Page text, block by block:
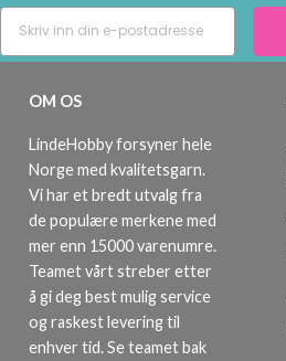
OM OS
LindeHobby forsyner hele
Norge med kvalitetsgarn.
Vi har et bredt utvalg fra
de populære merkene med
mer enn 15000 varenumre.
Teamet vårt streber etter
å gi deg best mulig service
og raskest levering til
enhver tid. Se teamet bak